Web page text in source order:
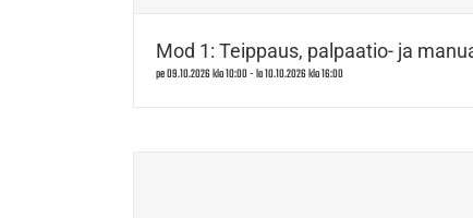
Mod 1: Teippaus, palpaatio- ja
pe 09.10.2026 klo 10:00-la 10.10.2026 klo 16:00